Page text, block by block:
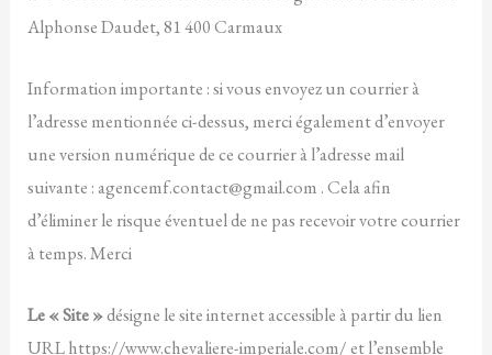
Alphonse Daudet, 81 400 Carmaux
Information importante : si vous envoyez un courrier à
l’adresse mentionnée ci-dessus, merci également d’envoyer
une version numérique de ce courrier à l’adresse mail
suivante : agencemf.contact@gmail.com . Cela afin
d’éliminer le risque éventuel de ne pas recevoir votre courrier
à temps. Merci
Le « Site »désigne le site internet accessible à partir du lien
URL https://www.chevaliere-imperiale.com/ et l’ensemble